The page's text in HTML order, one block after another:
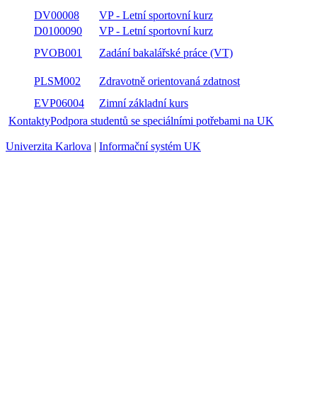
DV00008
VP - Letní sportovní kurz
D0100090
VP - Letní sportovní kurz
PVOB001
Zadání bakalářské práce (VT)
PLSM002
Zdravotně orientovaná zdatnost
EVP06004
Zimní základní kurs
KontaktyPodpora studentů se speciálními potřebami na UK
Univerzita Karlova | Informační systém UK